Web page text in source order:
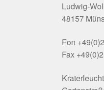
Ludwig-
48157
Fon
Fax